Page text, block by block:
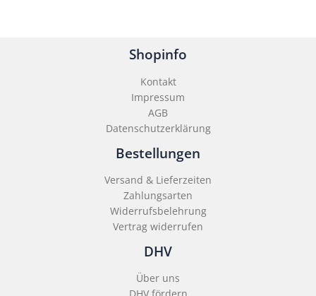
Shopinfo
Kontakt
Impressum
AGB
Datenschutzerklärung
Bestellungen
Versand & Lieferzeiten
Zahlungsarten
Widerrufsbelehrung
Vertrag widerrufen
DHV
Über uns